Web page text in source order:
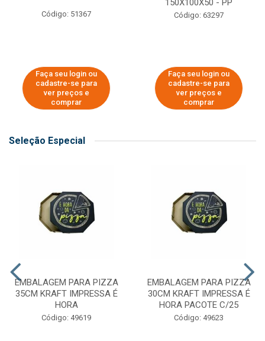
Código: 51367
Faça seu login ou
cadastre-se para
ver preços e
comprar
150X100X50 - PP
Código: 63297
Faça seu login ou
cadastre-se para
ver preços e
comprar
Seleção Especial
EMBALAGEM PARA PIZZA
35CM KRAFT IMPRESSA É
HORA
Código: 49619
EMBALAGEM PARA PIZZA
30CM KRAFT IMPRESSA É
HORA PACOTE C/25
Código: 49623